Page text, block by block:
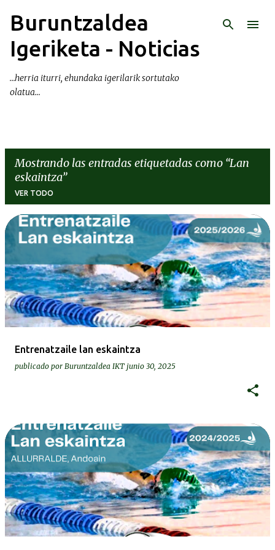
Ir al contenido principal
Buruntzaldea
Igeriketa - Noticias
...herria iturri, ehundaka igerilarik sortutako
olatua...
Mostrando las entradas etiquetadas como Lan
eskaintza
VER TODO
E
n
t
r
a
d
Entrenatzaile lan eskaintza
publicado por Buruntzaldea IKT junio 30, 2025